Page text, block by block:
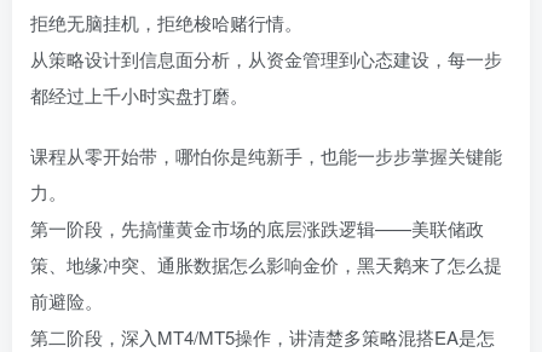
拒绝无脑挂机，拒绝梭哈赌行情。
从策略设计到信息面分析，从资金管理到心态建设，每一步
都经过上千小时实盘打磨。
课程从零开始带，哪怕你是纯新手，也能一步步掌握关键能
力。
第一阶段，先搞懂黄金市场的底层涨跌逻辑——美联储政
策、地缘冲突、通胀数据怎么影响金价，黑天鹅来了怎么提
前避险。
第二阶段，深入MT4/MT5操作，讲清楚多策略混搭EA是怎